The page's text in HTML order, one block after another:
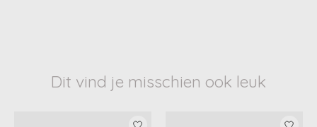
Dit vind je misschien ook leuk
Items van productcarrousel